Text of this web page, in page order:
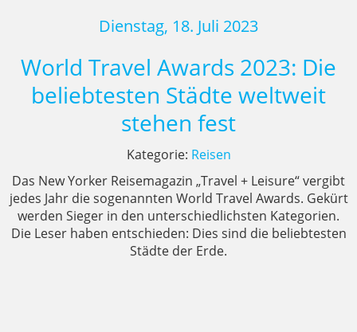
Dienstag, 18. Juli 2023
World Travel Awards 2023: Die
beliebtesten Städte weltweit
stehen fest
Kategorie: Reisen
Das New Yorker Reisemagazin „Travel + Leisure“ vergibt
jedes Jahr die sogenannten World Travel Awards. Gekürt
werden Sieger in den unterschiedlichsten Kategorien.
Die Leser haben entschieden: Dies sind die beliebtesten
Städte der Erde.